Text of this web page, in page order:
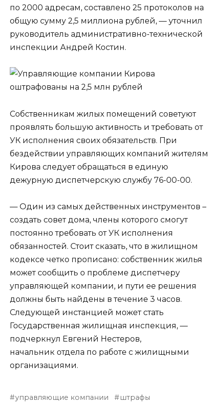
по 2000 адресам, составлено 25 протоколов на
общую сумму 2,5 миллиона рублей, — уточнил
руководитель административно-технической
инспекции Андрей Костин.
Собственникам жилых помещений советуют
проявлять большую активность и требовать от
УК исполнения своих обязательств. При
бездействии управляющих компаний жителям
Кирова следует обращаться в единую
дежурную диспетчерскую службу 76-00-00.
— Один из самых действенных инструментов –
создать совет дома, члены которого смогут
постоянно требовать от УК исполнения
обязанностей. Стоит сказать, что в жилищном
кодексе четко прописано: собственник жилья
может сообщить о проблеме диспетчеру
управляющей компании, и пути ее решения
должны быть найдены в течение 3 часов.
Следующей инстанцией может стать
Государственная жилищная инспекция, —
подчеркнул Евгений Нестеров,
начальник отдела по работе с жилищными
организациями.
управляющие компании штрафы